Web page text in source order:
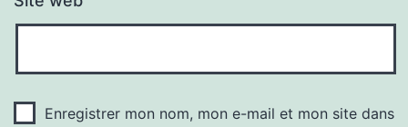
Enregistrer mon nom, mon e-mail et mon site dans